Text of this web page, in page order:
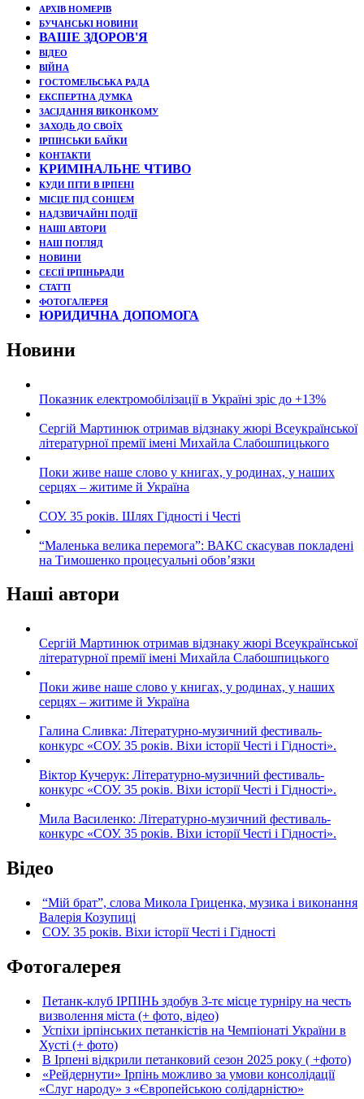
АРХІВ НОМЕРІВ
БУЧАНСЬКІ НОВИНИ
ВАШЕ ЗДОРОВ'Я
ВІДЕО
ВІЙНА
ГОСТОМЕЛЬСЬКА РАДА
ЕКСПЕРТНА ДУМКА
ЗАСІДАННЯ ВИКОНКОМУ
ЗАХОДЬ ДО СВОЇХ
ІРПІНСЬКИ БАЙКИ
КОНТАКТИ
КРИМІНАЛЬНЕ ЧТИВО
КУДИ ПІТИ В ІРПЕНІ
МІСЦЕ ПІД СОНЦЕМ
НАДЗВИЧАЙНІ ПОДЇЇ
НАШІ АВТОРИ
НАШ ПОГЛЯД
НОВИНИ
СЕСІЇ ІРПІНЬРАДИ
СТАТТІ
ФОТОГАЛЕРЕЯ
ЮРИДИЧНА ДОПОМОГА
Новини
Показник електромобілізації в Україні зріс до +13%
Сергій Мартинюк отримав відзнаку жюрі Всеукраїнської
літературної премії імені Михайла Слабошпицького
Поки живе наше слово у книгах, у родинах, у наших
серцях – житиме й Україна
СОУ. 35 років. Шлях Гідності і Честі
“Маленька велика перемога”: ВАКС скасував покладені
на Тимошенко процесуальні обов’язки
Наші автори
Сергій Мартинюк отримав відзнаку жюрі Всеукраїнської
літературної премії імені Михайла Слабошпицького
Поки живе наше слово у книгах, у родинах, у наших
серцях – житиме й Україна
Галина Сливка: Літературно-музичний фестиваль-
конкурс «СОУ. 35 років. Віхи історії Честі і Гідності».
Віктор Кучерук: Літературно-музичний фестиваль-
конкурс «СОУ. 35 років. Віхи історії Честі і Гідності».
Мила Василенко: Літературно-музичний фестиваль-
конкурс «СОУ. 35 років. Віхи історії Честі і Гідності».
Відео
“Мій брат”, слова Микола Гриценка, музика і виконання
Валерія Козупиці
СОУ. 35 років. Віхи історії Честі і Гідності
Фотогалерея
Петанк-клуб ІРПІНЬ здобув 3-тє місце турніру на честь
визволення міста (+ фото, відео)
Успіхи ірпінських петанкістів на Чемпіонаті України в
Хусті (+ фото)
В Ірпені відкрили петанковий сезон 2025 року ( +фото)
«Рейдернути» Ірпінь можливо за умови консолідації
«Слуг народу» з «Європейською солідарністю»